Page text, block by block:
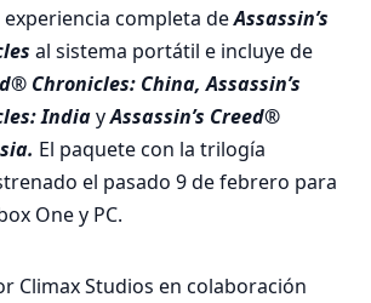
experiencia completa deAssassin’s
al sistema portátil e incluye de
Chronicles: China, Assassin’s
IndiayAssassin’s Creed®
El paquete con la trilogía
el pasado 9 de febrero para
One y PC.
Climax Studios en colaboración